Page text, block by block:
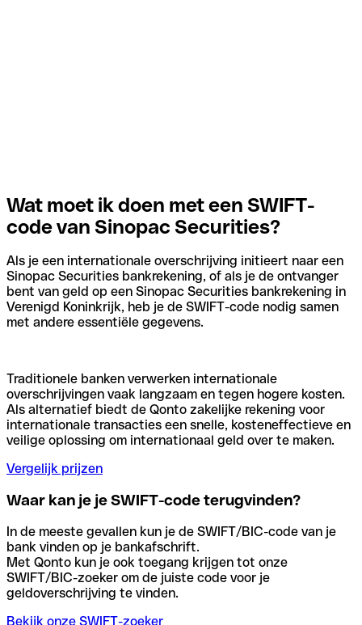
Wat moet ik doen met een SWIFT-
code van Sinopac Securities?
Als je een internationale overschrijving initieert naar een
Sinopac Securities bankrekening, of als je de ontvanger
bent van geld op een Sinopac Securities bankrekening in
Verenigd Koninkrijk, heb je de SWIFT-code nodig samen
met andere essentiële gegevens.
Traditionele banken verwerken internationale
overschrijvingen vaak langzaam en tegen hogere kosten.
Als alternatief biedt de Qonto zakelijke rekening voor
internationale transacties een snelle, kosteneffectieve en
veilige oplossing om internationaal geld over te maken.
Vergelijk prijzen
Waar kan je je SWIFT-code terugvinden?
In de meeste gevallen kun je de SWIFT/BIC-code van je
bank vinden op je bankafschrift.
Met Qonto kun je ook toegang krijgen tot onze
SWIFT/BIC-zoeker om de juiste code voor je
geldoverschrijving te vinden.
Bekijk onze SWIFT-zoeker